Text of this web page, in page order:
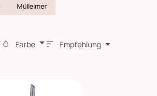
Mülleimer
Farbe Empfehlung